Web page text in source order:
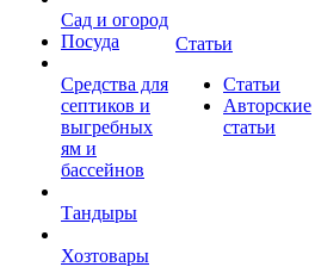
Сад и огород
Посуда
Средства для
септиков и
выгребных
ям и
бассейнов
Тандыры
Хозтовары
Статьи
Статьи
Авторские
статьи